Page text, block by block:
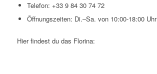
Telefon: +33 9 84 30 74 72
Öffnungszeiten: Di.–Sa. von 10:00-18:00 Uhr
Hier findest du das Florina: